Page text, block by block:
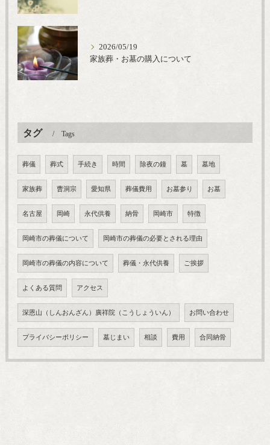
2026/05/19
家族葬・お墓の購入について
タグ Tags
葬儀 葬式 手続き 時間 除夜の鐘 墓 墓地
家族葬 曹洞宗 愛知県 葬儀費用 お墓参り お墓
名古屋 岡崎 永代供養 納骨 岡崎市 特徴
岡崎市の葬儀について 岡崎市の葬儀の必要とされる理由
岡崎市の葬儀の内容について 葬儀・永代供養 ご挨拶
よくある質問 アクセス
深恩山（しんおんざん）廣祥院（こうしょういん） お問い合わせ
プライバシーポリシー 墓じまい 相談 費用 合同納骨